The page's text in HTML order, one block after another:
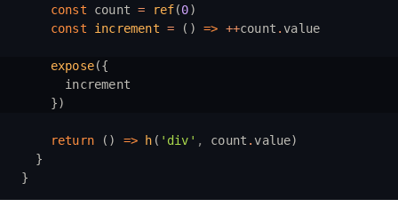
    const
count = ref(0)
    const
increment = () => ++count .value
    expose
({
      increment
    })
    return
() => h ( 'div' , count .value)
  }
}